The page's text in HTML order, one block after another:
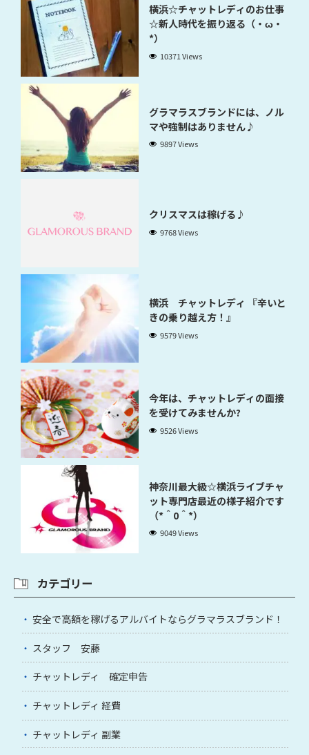
横浜☆チャットレディのお仕事
☆新人時代を振り返る（・ω・
*）
10371 Views
グラマラスブランドには、ノル
マや強制はありません♪
9897 Views
クリスマスは稼げる♪
9768 Views
横浜 チャットレディ 『辛いと
きの乗り越え方！』
9579 Views
今年は、チャットレディの面接
を受けてみませんか?
9526 Views
神奈川最大級☆横浜ライブチャ
ット専門店最近の様子紹介です
（*＾0＾*）
9049 Views
カテゴリー
安全で高額を稼げるアルバイトならグラマラスブランド！
スタッフ 安藤
チャットレディ 確定申告
チャットレディ 経費
チャットレディ 副業